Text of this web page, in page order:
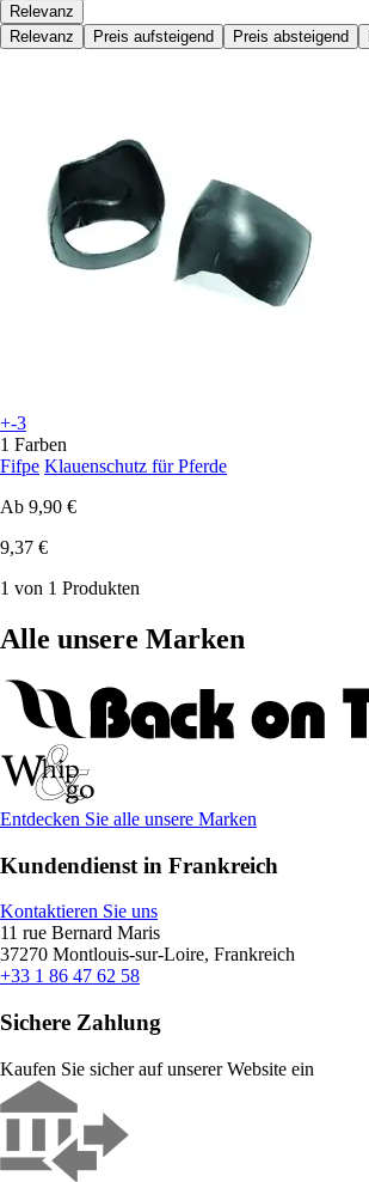
Relevanz
Relevanz
Preis aufsteigend Preis absteigend
+-3
1 Farben
Fifpe Klauenschutz für Pferde
Ab 9,90 €
9,37 €
1 von 1 Produkten
Alle unsere Marken
Entdecken Sie alle unsere Marken
Kundendienst in Frankreich
Kontaktieren Sie uns
11 rue Bernard Maris
37270 Montlouis-sur-Loire, Frankreich
+33 1 86 47 62 58
Sichere Zahlung
Kaufen Sie sicher auf unserer Website ein